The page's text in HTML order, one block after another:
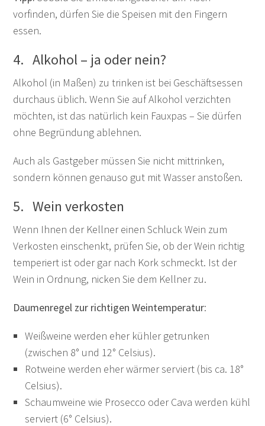
vorfinden, dürfen Sie die Speisen mit den Fingern
essen.
4. Alkohol – ja oder nein?
Alkohol (in Maßen) zu trinken ist bei Geschäftsessen
durchaus üblich. Wenn Sie auf Alkohol verzichten
möchten, ist das natürlich kein Fauxpas – Sie dürfen
ohne Begründung ablehnen.
Auch als Gastgeber müssen Sie nicht mittrinken,
sondern können genauso gut mit Wasser anstoßen.
5. Wein verkosten
Wenn Ihnen der Kellner einen Schluck Wein zum
Verkosten einschenkt, prüfen Sie, ob der Wein richtig
temperiert ist oder gar nach Kork schmeckt. Ist der
Wein in Ordnung, nicken Sie dem Kellner zu.
Daumenregel zur richtigen Weintemperatur:
Weißweine werden eher kühler getrunken
(zwischen 8° und 12° Celsius).
Rotweine werden eher wärmer serviert (bis ca. 18°
Celsius).
Schaumweine wie Prosecco oder Cava werden kühl
serviert (6° Celsius).